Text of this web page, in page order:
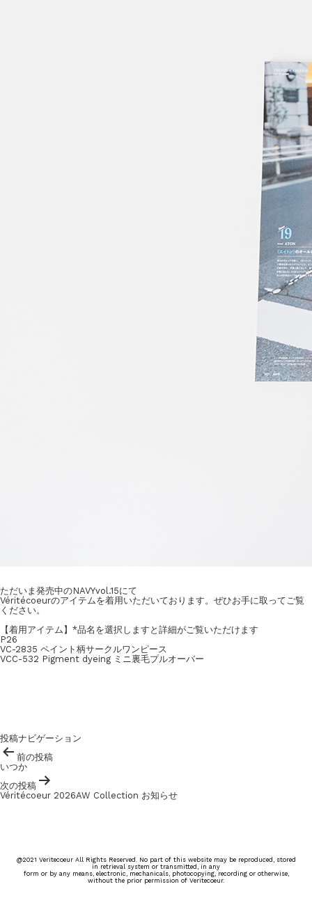
ただいま発売中のNAVYvol.15にて
Véritécoeurのアイテムを着用いただいております。ぜひお手に取ってご覧
ください。
【着用アイテム】*品名を選択しますと詳細がご覧いただけます
P26
VC-2835 ペイント柄サークルワンピース
VCC-532 Pigment dyeing ミニ裏毛プルオーバー
投稿ナビゲーション
前の投稿
いつか
次の投稿
Véritécoeur 2026AW Collection お知らせ
@2021 Veritecoeur All Rights Reserved. No part of this website may be reproduced, stored
in retrieval system or transmitted, in any
form or by any means, electronic, mechanicals, photocopying, recording or otherwise,
without the prior permission of Veritecoeur.